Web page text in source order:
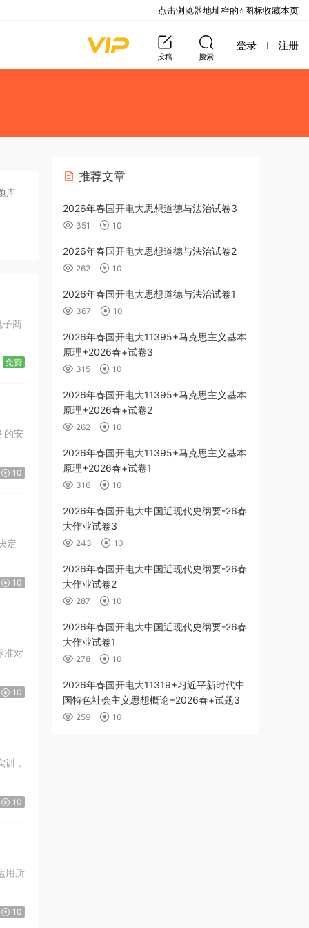
投稿 搜索
登录 注册
库
免费
的安
10
定
10
准对
10
，
10
用所
10
推荐文章
2026年春国开电大思想道德与法治试卷3
351 10
2026年春国开电大思想道德与法治试卷2
262 10
2026年春国开电大思想道德与法治试卷1
367 10
2026年春国开电大11395+马克思主义基本
原理+2026春+试卷3
315 10
2026年春国开电大11395+马克思主义基本
原理+2026春+试卷2
262 10
2026年春国开电大11395+马克思主义基本
原理+2026春+试卷1
316 10
2026年春国开电大中国近现代史纲要-26春
大作业试卷3
243 10
2026年春国开电大中国近现代史纲要-26春
大作业试卷2
287 10
2026年春国开电大中国近现代史纲要-26春
大作业试卷1
278 10
2026年春国开电大11319+习近平新时代中
国特色社会主义思想概论+2026春+试题3
259 10
点击浏览器地址栏的⭐图标收藏本页